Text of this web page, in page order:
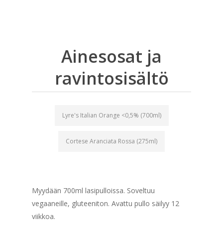
Ainesosat ja
ravintosisältö
Lyre's Italian Orange <0,5% (700ml)
Cortese Aranciata Rossa (275ml)
Myydään 700ml lasipulloissa. Soveltuu
vegaaneille, gluteeniton. Avattu pullo säilyy 12
viikkoa.